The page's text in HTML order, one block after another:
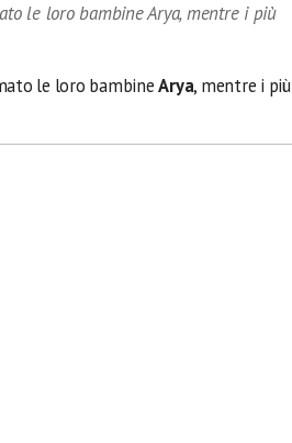
le loro bambine Arya, mentre i più
le loro bambineArya, mentre i più